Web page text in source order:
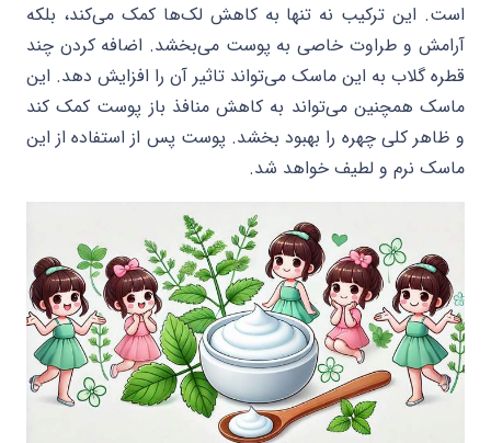
است. این ترکیب نه تنها به کاهش لک‌ها کمک می‌کند، بلکه
آرامش و طراوت خاصی به پوست می‌بخشد. اضافه کردن چند
قطره گلاب به این ماسک می‌تواند تاثیر آن را افزایش دهد. این
ماسک همچنین می‌تواند به کاهش منافذ باز پوست کمک کند
و ظاهر کلی چهره را بهبود بخشد. پوست پس از استفاده از این
ماسک نرم و لطیف خواهد شد.